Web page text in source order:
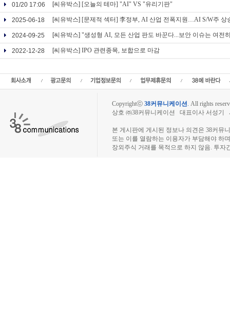
01/20 17:06 [씨유박스] [오늘의 테마] "AI" VS "유리기판"
2025-06-18 [씨유박스] [문제적 섹터] 李정부, AI 산업 전폭지원…AI S/W주 상
2024-09-25 [씨유박스] "생성형 AI, 모든 산업 판도 바꾼다...보안 이슈는 여전
2022-12-28 [씨유박스] IPO 관련종목, 보합으로 마감
Copyrightⓒ 38커뮤니케이션. All rights
상호 ㈜38커뮤니케이션 대표이사 서성기
본 게시판에 게시된 정보나 의견은 38커뮤
또는 이를 열람하는 이용자가 부담해야 하
장외주식 거래를 목적으로 하지 않음. 투